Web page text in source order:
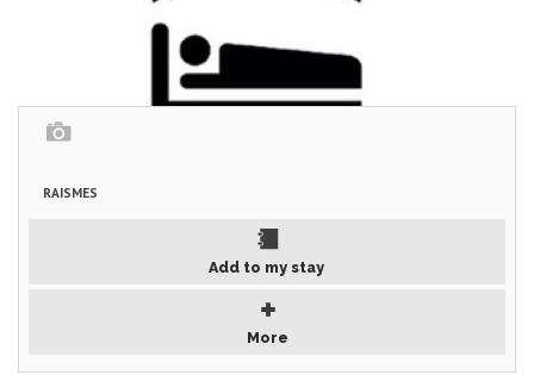
RAISMES
Add to my stay
More